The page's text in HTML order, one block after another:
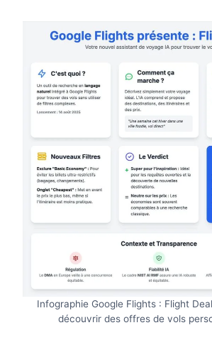
Infographie Google Flights : Flight
découvrir des offres de vols